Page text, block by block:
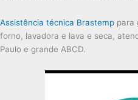
Assistência técnica Brastemp para
forno, lavadora e lava e seca,
Paulo e grande ABCD.